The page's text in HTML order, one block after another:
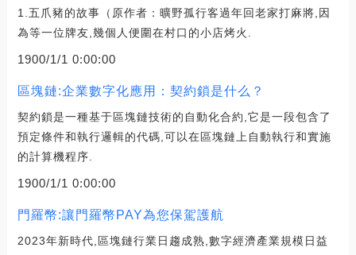
1.五爪豬的故事（原作者：曠野孤行客過年回老家打麻將,因
為等一位牌友,幾個人便圍在村口的小店烤火.
1900/1/1 0:00:00
區塊鏈:企業數字化應用：契約鎖是什么？
契約鎖是一種基于區塊鏈技術的自動化合約,它是一段包含了
預定條件和執行邏輯的代碼,可以在區塊鏈上自動執行和實施
的計算機程序.
1900/1/1 0:00:00
門羅幣:讓門羅幣PAY為您保駕護航
2023年新時代,區塊鏈行業日趨成熟,數字經濟產業規模日益